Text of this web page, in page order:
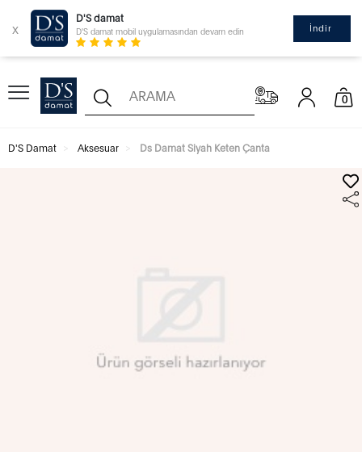
x
D'S damat
D'S damat mobil uygulamasından devam edin İndir
0
D'S Damat Aksesuar Ds Damat Siyah Keten Çanta